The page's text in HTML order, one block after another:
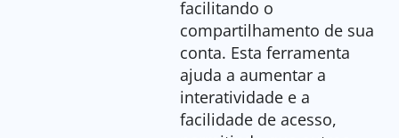
facilitando o
compartilhamento de sua
conta. Esta ferramenta
ajuda a aumentar a
interatividade e a
facilidade de acesso,